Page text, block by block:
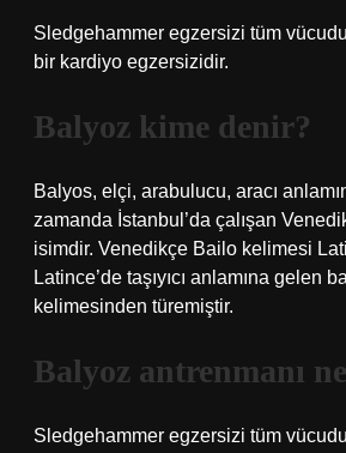
Sledgehammer egzersizi tüm
bir kardiyo egzersizidir.
Balyoz kime denir?
Balyos, elçi, arabulucu, aracı
zamanda İstanbul’da çalışan
isimdir. Venedikçe Bailo kelimesi
Latince’de taşıyıcı anlamına gelen
kelimesinden türemiştir.
Balyoz antrenmanı
Sledgehammer egzersizi tüm